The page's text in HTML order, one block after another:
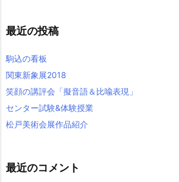
最近の投稿
駒込の看板
関東新象展2018
笑顔の講評会「擬音語＆比喩表現」
センター試験&体験授業
松戸美術会展作品紹介
最近のコメント